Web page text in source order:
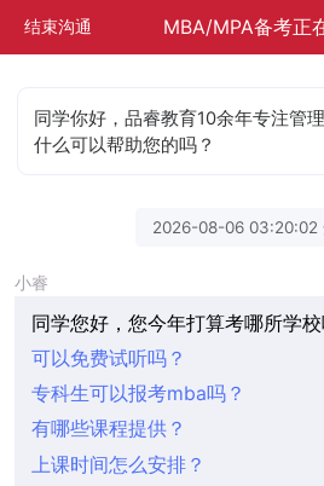
结束沟通 MBA/MPA备考正
同学你好，品睿教育10余年专注管
什么可以帮助您的吗？
2026-08-06 03:20:02
小睿
同学您好，您今年打算考哪所学校
可以免费试听吗？
专科生可以报考mba吗？
有哪些课程提供？
上课时间怎么安排？